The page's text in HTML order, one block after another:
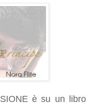
è su un libro